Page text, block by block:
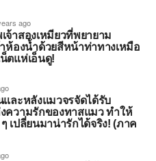
ago
จ้าสองเหมียวที่พยายาม
าห้องน้ำด้วยสีหน้าท่าทางเหมือ
ตแห่เอ็นดู!
และหลังแมวจรจัดได้รับ
ความรักของทาสแมว ทำให้
เปลี่ยนมาน่ารักได้จริง! (ภาค